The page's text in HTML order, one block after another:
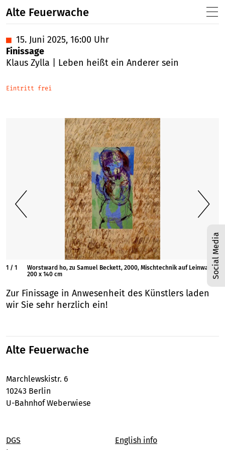
Alte Feuerwache
Social Media
■ 15. Juni 2025, 16:00 Uhr
Finissage
Klaus Zylla | Leben heißt ein Anderer sein
Eintritt frei
Worstward ho, zu Samuel Beckett, 2000, Mischtechnik auf Leinwand,
200 x 140 cm
1 / 1
Zur Finissage in Anwesenheit des Künstlers laden
wir Sie sehr herzlich ein!
Alte Feuerwache
Marchlewskistr. 6
10243 Berlin
U-Bahnhof Weberwiese
DGS
English info